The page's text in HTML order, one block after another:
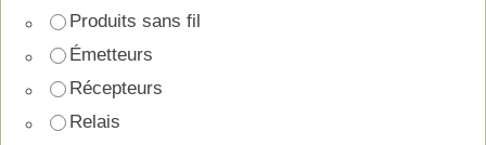
Produits sans fil
Émetteurs
Récepteurs
Relais